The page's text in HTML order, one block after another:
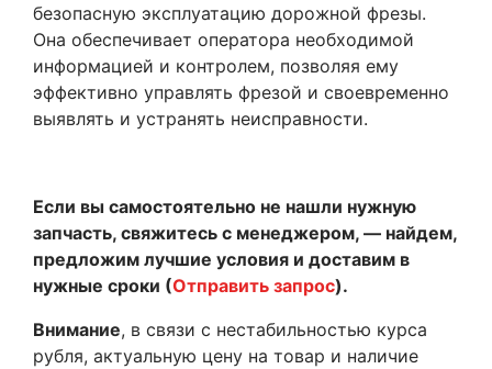
безопасную эксплуатацию дорожной фрезы.
Она обеспечивает оператора необходимой
информацией и контролем, позволяя ему
эффективно управлять фрезой и своевременно
выявлять и устранять неисправности.
Если вы самостоятельно не нашли нужную
запчасть, свяжитесь с менеджером, — найдем,
предложим лучшие условия и доставим в
нужные сроки (Отправить запрос).
Внимание, в связи с нестабильностью курса
рубля, актуальную цену на товар и наличие